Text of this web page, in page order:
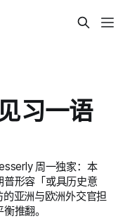
习一语
周一独家：本
普形容「或具历史意
亚洲与欧洲外交官担
推翻。